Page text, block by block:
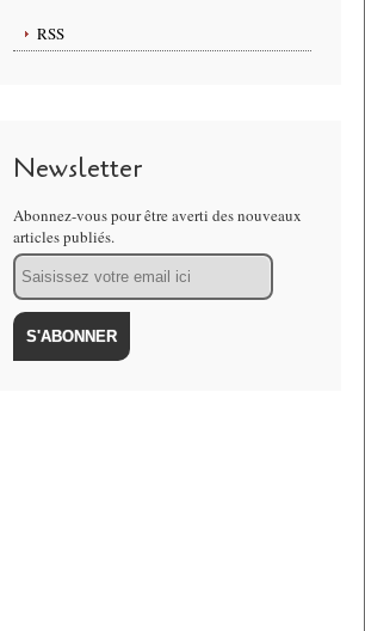
RSS
Newsletter
Abonnez-vous pour être averti des nouveaux
articles publiés.
Email